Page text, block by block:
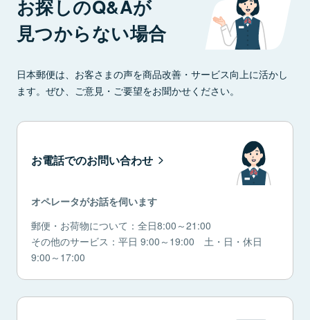
お探しのQ&Aが
見つからない場合
日本郵便は、お客さまの声を商品改善・サービス向上に活かし
ます。ぜひ、ご意見・ご要望をお聞かせください。
お電話でのお問い合わせ
オペレータがお話を伺います
郵便・お荷物について：全日8:00～21:00
その他のサービス：平日 9:00～19:00 土・日・休日
9:00～17:00